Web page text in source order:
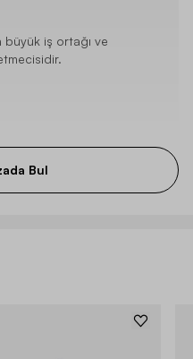
büyük iş ortağı ve
Bul